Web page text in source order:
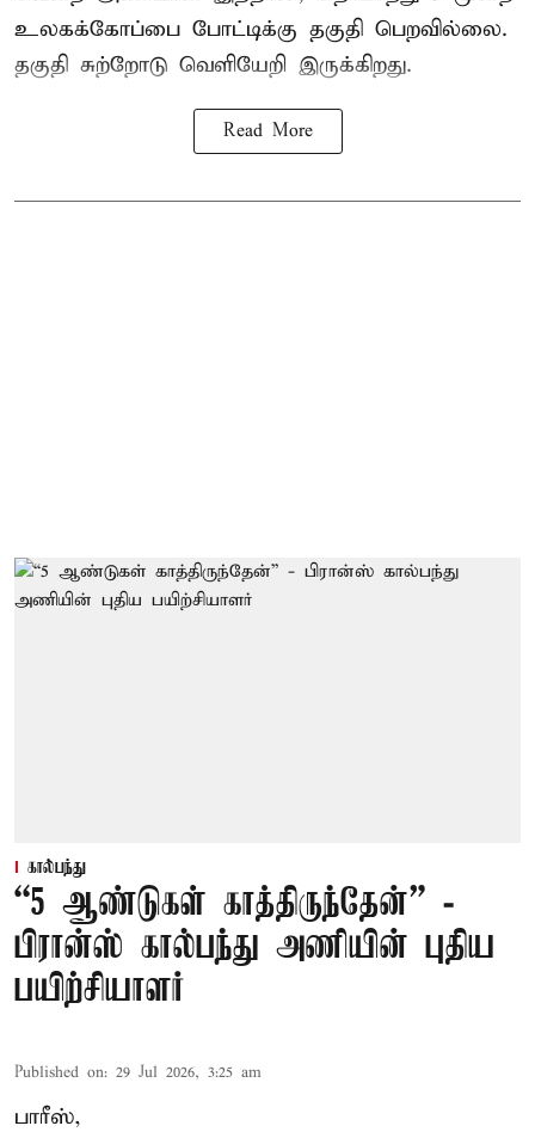
உலகக்கோப்பை போட்டிக்கு தகுதி பெறவில்லை.
தகுதி சுற்றோடு வெளியேறி இருக்கிறது.
Read More
கால்பந்து
“5 ஆண்டுகள் காத்திருந்தேன்” -
பிரான்ஸ் கால்பந்து அணியின் புதிய
பயிற்சியாளர்
Published on: 29 Jul 2026, 3:25 am
பாரீஸ்,